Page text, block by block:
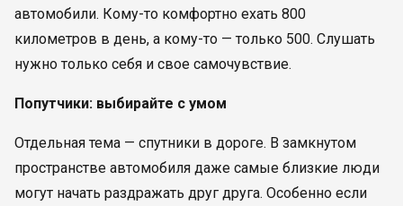
автомобили. Кому-то комфортно ехать 800
километров в день, а кому-то — только 500. Слушать
нужно только себя и свое самочувствие.
Попутчики: выбирайте с умом
Отдельная тема — спутники в дороге. В замкнутом
пространстве автомобиля даже самые близкие люди
могут начать раздражать друг друга. Особенно если